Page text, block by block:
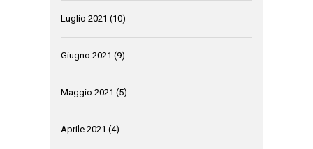
Luglio 2021 (10)
Giugno 2021 (9)
Maggio 2021 (5)
Aprile 2021 (4)